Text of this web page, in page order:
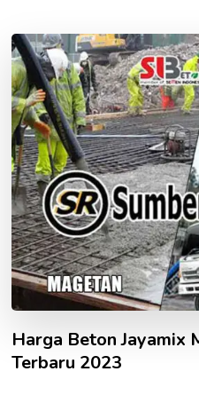
Harga Beton Jayamix
Terbaru 2023